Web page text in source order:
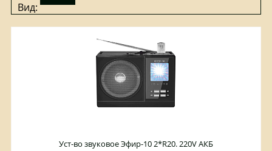
Вид:
Уст-во звуковое Эфир-10 2*R20. 220V АКБ